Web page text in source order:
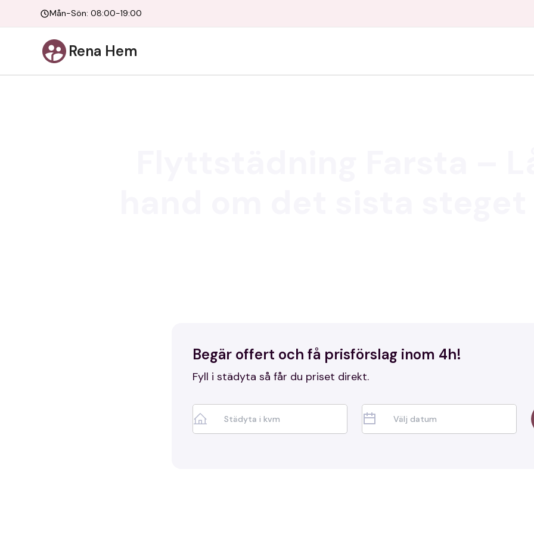
Mån-Sön: 08:00-19:00
Rena Hem
Begär offert och få prisförslag inom 4h!
Fyll i städyta så får du priset direkt.